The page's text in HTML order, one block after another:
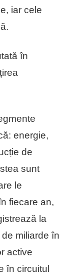
iar cele
în
energie,
de
sunt
le
fiecare an,
la
miliarde în
active
în circuitul